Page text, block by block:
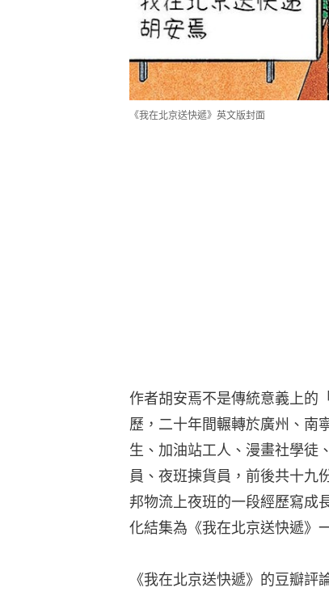
《我在北京送快遞》英文版封面
作者胡安焉不是傳統意義上的
歷，二十年間輾轉於廣州、南
生、加油站工人、漫畫社學徒
員、夜班揀貨員，前後共十九
邦物流上夜班的一段經歷寫成
化結集為《我在北京送快遞》
《我在北京送快遞》的豆瓣